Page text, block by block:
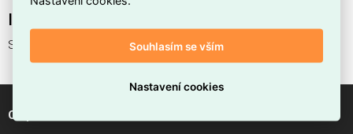
Interní název produktu
Svítidlo MOD044PL-06MG
O společnosti
Souhlasím se vším
Nastavení cookies